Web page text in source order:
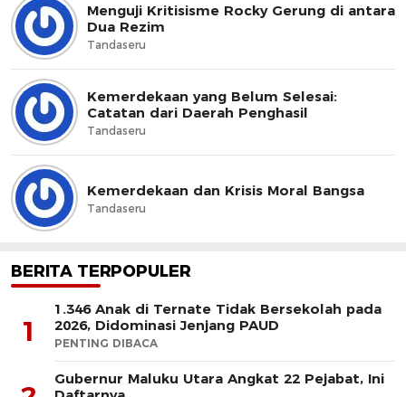
Menguji Kritisisme Rocky Gerung di antara
Dua Rezim
Tandaseru
Kemerdekaan yang Belum Selesai:
Catatan dari Daerah Penghasil
Tandaseru
Kemerdekaan dan Krisis Moral Bangsa
Tandaseru
BERITA TERPOPULER
1
1.346 Anak di Ternate Tidak Bersekolah pada
2026, Didominasi Jenjang PAUD
PENTING DIBACA
Gubernur Maluku Utara Angkat 22 Pejabat, Ini